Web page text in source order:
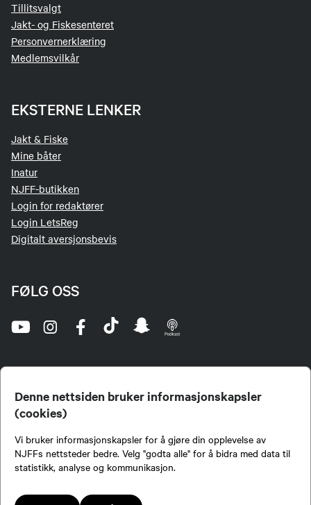
Denne nettsiden bruker informasjonskapsler
(cookies)
Vi bruker informasjonskapsler for å gjøre din opplevelse av
NJFFs nettsteder bedre. Velg "godta alle" for å bidra med data til
statistikk, analyse og kommunikasjon.
Tillitsvalgt
Jakt- og Fiskesenteret
Personvernerklæring
Medlemsvilkår
EKSTERNE LENKER
Jakt & Fiske
Mine båter
Inatur
NJFF-butikken
Login for redaktører
Login LetsReg
Digitalt aversjonsbevis
FØLG OSS
jegere og sportsfiskere og et av de viktigste miljøene for formidling av kunnskap om jakt og
fiske i Norge. Vi er en partipolitisk nøytral organisasjon, men har et sterkt jakt-, fiske-, og
naturpolitisk engasjement i mange saker.
Lokalforeninger tilsluttet Norges Jeger- og Fiskerforbund har ansvar for innhold de